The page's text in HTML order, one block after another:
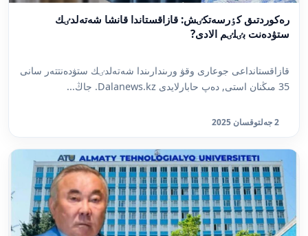
رەكوردتىق كٶرسەتكٸش: قازاقستاندا قانشا شەتەلدٸك
ستۋدەنت بٸلٸم الادى?
قازاقستانداعى جوعارى وقۋ ورىندارىندا شەتەلدٸك ستۋدەنتتەر سانى
35 مىڭنان استى, دەپ حابارلايدى Dalanews.kz. جاڭ...
2 جەلتوقسان 2025